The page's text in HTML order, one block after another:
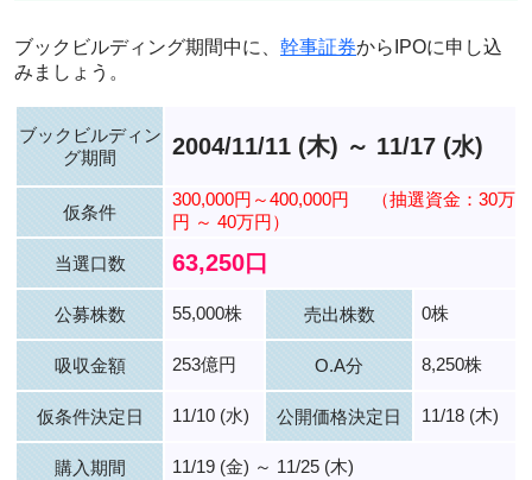
ブックビルディング期間中に、 幹事証券からIPOに申し込
みましょう。
ブックビルディン
グ期間
2004/11/11 (木) ～ 11/17 (水)
仮条件
300,000円～400,000円
（抽選資金：30万
円 ～ 40万円）
当選口数 63,250口
公募株数 55,000株 売出株数 0株
吸収金額 253億円 O.A分 8,250株
仮条件決定日 11/10 (水) 公開価格決定日 11/18 (木)
購入期間 11/19 (金) ～ 11/25 (木)